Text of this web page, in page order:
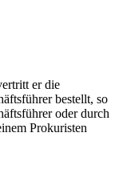
er die
bestellt, so
oder durch
Prokuristen